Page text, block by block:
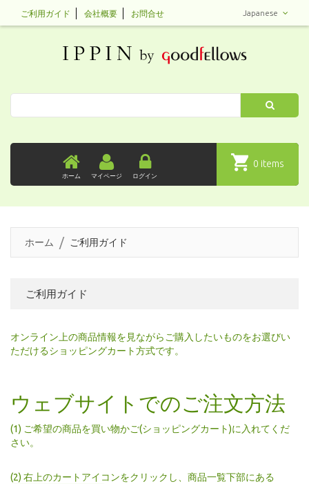
Japanese
ご利用ガイド 会社概要 お問合せ
ホーム マイページ ログイン
0 items
ホーム ご利用ガイド
ご利用ガイド
オンライン上の商品情報を見ながらご購入したいものをお選びい
ただけるショッピングカート方式です。
ウェブサイトでのご注文方法
(1) ご希望の商品を買い物かご(ショッピングカート)に入れてくだ
さい。
(2) 右上のカートアイコンをクリックし、商品一覧下部にある